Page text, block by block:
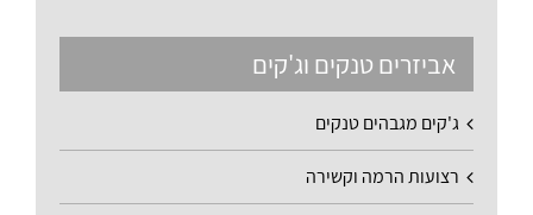
אביזרים טנקים וג'קים
ג'קים מגבהים טנקים
רצועות הרמה וקשירה